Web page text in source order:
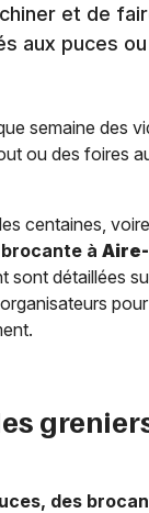
et de
aux puces
semaine des
ou des foires
centaines,
à
détaillées
des